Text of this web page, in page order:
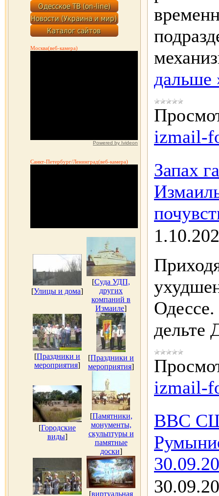
Москва(веб-камера)
Powered by Ivideon
Санкт-Петербург/Ленинград(веб-камера)
[Улицы и дома]
[Суда УДП,
других
компаний в
Измаиле]
[Праздники и
мероприятия]
[Праздники и
мероприятия]
[Городские
виды]
[Памятники,
монументы,
скульптуры и
памятные
доски]
[виртуальная
дальше
izmail-
Запах
дельте
izmail-
ВВС